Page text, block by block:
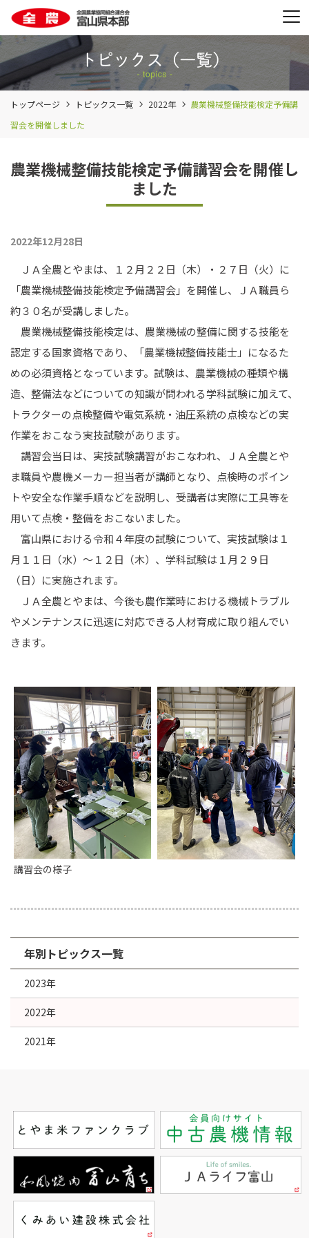
トップページ トピックス一覧 2022年
農業機械整備技能検定予備講
習会を開催しました
農業機械整備技能検定予備講習会を開催し
ました
2022年12月28日
ＪＡ全農とやまは、１２月２２日（木）・２７日（火）に
「農業機械整備技能検定予備講習会」を開催し、ＪＡ職員ら
約３０名が受講しました。
農業機械整備技能検定は、農業機械の整備に関する技能を
認定する国家資格であり、「農業機械整備技能士」になるた
めの必須資格となっています。試験は、農業機械の種類や構
造、整備法などについての知識が問われる学科試験に加えて、
トラクターの点検整備や電気系統・油圧系統の点検などの実
作業をおこなう実技試験があります。
講習会当日は、実技試験講習がおこなわれ、ＪＡ全農とや
ま職員や農機メーカー担当者が講師となり、点検時のポイン
トや安全な作業手順などを説明し、受講者は実際に工具等を
用いて点検・整備をおこないました。
富山県における令和４年度の試験について、実技試験は１
月１１日（水）～１２日（木）、学科試験は１月２９日
（日）に実施されます。
ＪＡ全農とやまは、今後も農作業時における機械トラブル
やメンテナンスに迅速に対応できる人材育成に取り組んでい
きます。
講習会の様子
年別トピックス一覧
2023年
2022年
2021年